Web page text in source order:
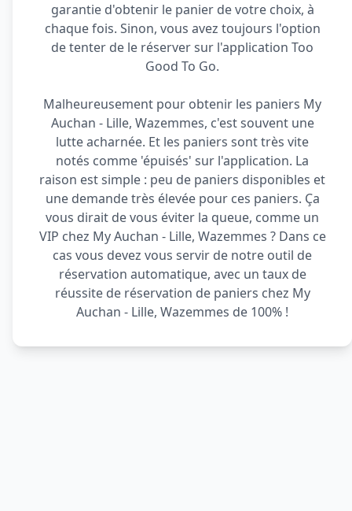
garantie d'obtenir le panier de votre choix, à
chaque fois. Sinon, vous avez toujours l'option
de tenter de le réserver sur l'application Too
Good To Go.
Malheureusement pour obtenir les paniers My
Auchan - Lille, Wazemmes, c'est souvent une
lutte acharnée. Et les paniers sont très vite
notés comme 'épuisés' sur l'application. La
raison est simple : peu de paniers disponibles et
une demande très élevée pour ces paniers. Ça
vous dirait de vous éviter la queue, comme un
VIP chez My Auchan - Lille, Wazemmes ? Dans ce
cas vous devez vous servir de notre outil de
réservation automatique, avec un taux de
réussite de réservation de paniers chez My
Auchan - Lille, Wazemmes de 100% !